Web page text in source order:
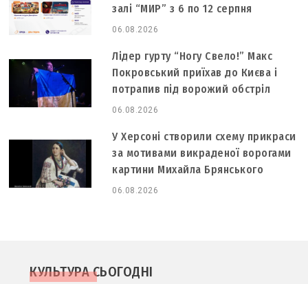
залі “МИР” з 6 по 12 серпня
06.08.2026
Лідер гурту “Ногу Свело!” Макс
Покровський приїхав до Києва і
потрапив під ворожий обстріл
06.08.2026
У Херсоні створили схему прикраси
за мотивами викраденої ворогами
картини Михайла Брянського
06.08.2026
КУЛЬТУРА СЬОГОДНІ